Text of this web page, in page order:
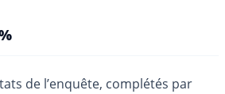
de l’enquête, complétés par